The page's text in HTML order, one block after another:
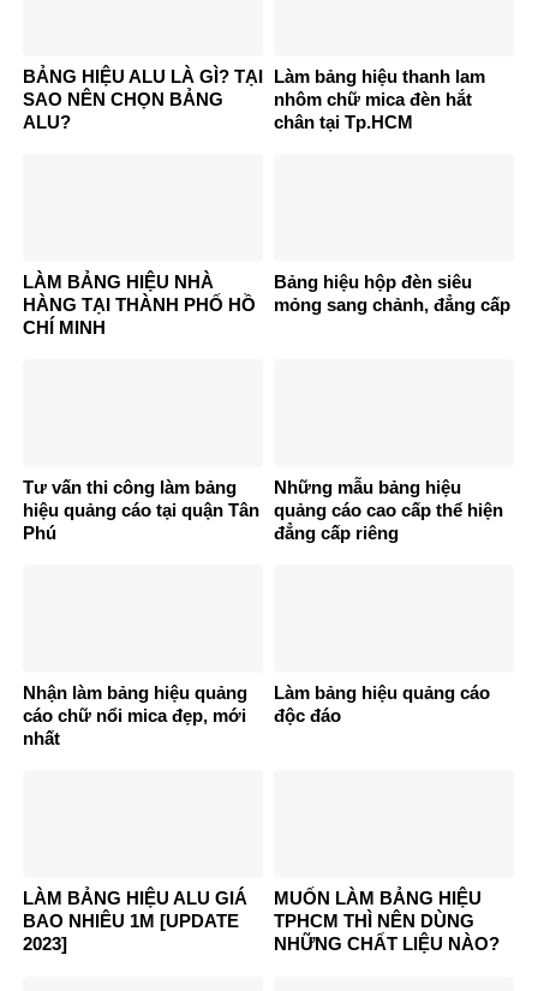
BẢNG HIỆU ALU LÀ GÌ? TẠI
SAO NÊN CHỌN BẢNG
ALU?
Làm bảng hiệu thanh lam
nhôm chữ mica đèn hắt
chân tại Tp.HCM
LÀM BẢNG HIỆU NHÀ
HÀNG TẠI THÀNH PHỐ HỒ
CHÍ MINH
Bảng hiệu hộp đèn siêu
mỏng sang chảnh, đẳng cấp
Tư vấn thi công làm bảng
hiệu quảng cáo tại quận Tân
Phú
Những mẫu bảng hiệu
quảng cáo cao cấp thể hiện
đẳng cấp riêng
Nhận làm bảng hiệu quảng
cáo chữ nổi mica đẹp, mới
nhất
Làm bảng hiệu quảng cáo
độc đáo
LÀM BẢNG HIỆU ALU GIÁ
BAO NHIÊU 1M [UPDATE
2023]
MUỐN LÀM BẢNG HIỆU
TPHCM THÌ NÊN DÙNG
NHỮNG CHẤT LIỆU NÀO?